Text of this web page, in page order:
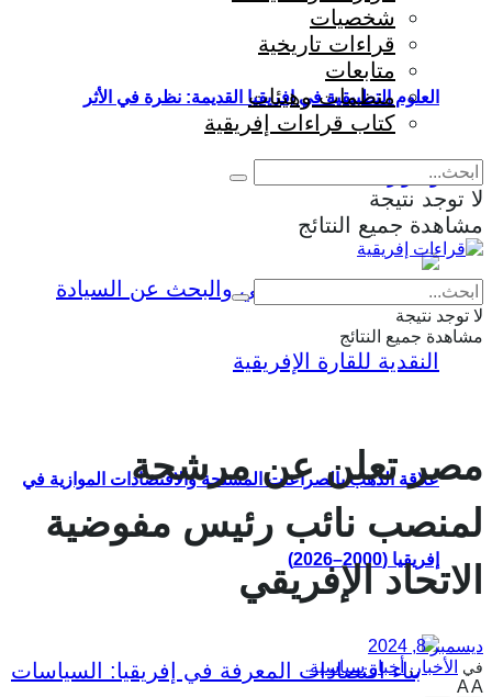
العلوم التطبيقية في إفريقيا القديمة: نظرة في الأثر
والمؤثرات
علاقة الذهب بالصراعات المسلحة والاقتصادات الموازية في
إفريقيا (2000–2026)
شخصيات
قراءات تاريخية
متابعات
منظمات وهيئات
كتاب قراءات إفريقية
لا توجد نتيجة
مشاهدة جميع النتائج
لا توجد نتيجة
مشاهدة جميع النتائج
مصر تعلن عن مرشحة
لمنصب نائب رئيس مفوضية
الاتحاد الإفريقي
ديسمبر 8, 2024
في الأخبار ,أخبار سياسية
AA